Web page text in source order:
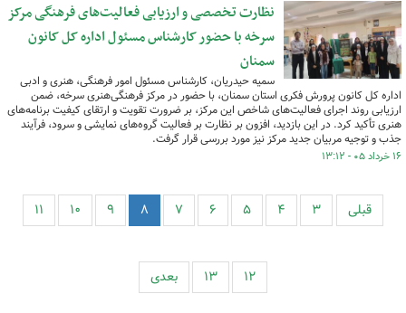
نظارت تخصصی و ارزیابی فعالیت‌های فرهنگی مرکز
سرخه با حضور کارشناس مسئول اداره کل کانون
سمنان
سمیه حیدریان، کارشناس مسئول امور فرهنگی، هنری و ادبی
اداره کل کانون پرورش فکری استان سمنان، با حضور در مرکز فرهنگی‌هنری سرخه، ضمن
ارزیابی روند اجرای فعالیت‌های شاخص این مرکز، بر ضرورت تقویت و ارتقای کیفیت برنامه‌های
هنری تأکید کرد. در این بازدید، افزون بر نظارت بر فعالیت گروه‌های نمایشی و سرود، فرآیند
جذب و توجیه مربیان جدید مرکز نیز مورد بررسی قرار گرفت.
۱۶ خرداد ۰۵ - ۱۳:۱۲
قبلی ۳ ۴ ۵ ۶ ۷ ۸ ۹ ۱۰ ۱۱
۱۲ ۱۳ بعدی